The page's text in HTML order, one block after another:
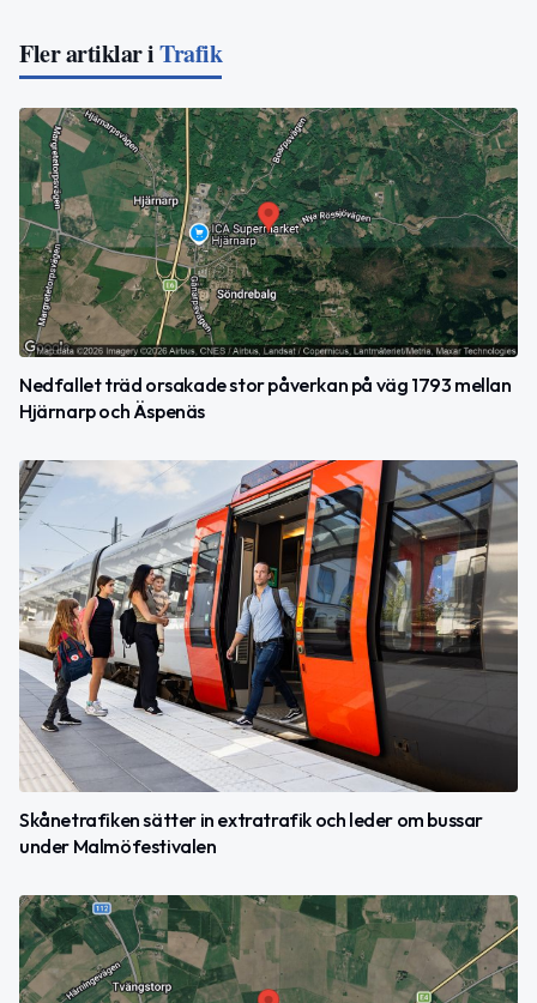
Fler artiklar iTrafik
Nedfallet träd orsakade stor påverkan på väg 1793 mellan
Hjärnarp och Äspenäs
Skånetrafiken sätter in extratrafik och leder om bussar
under Malmöfestivalen